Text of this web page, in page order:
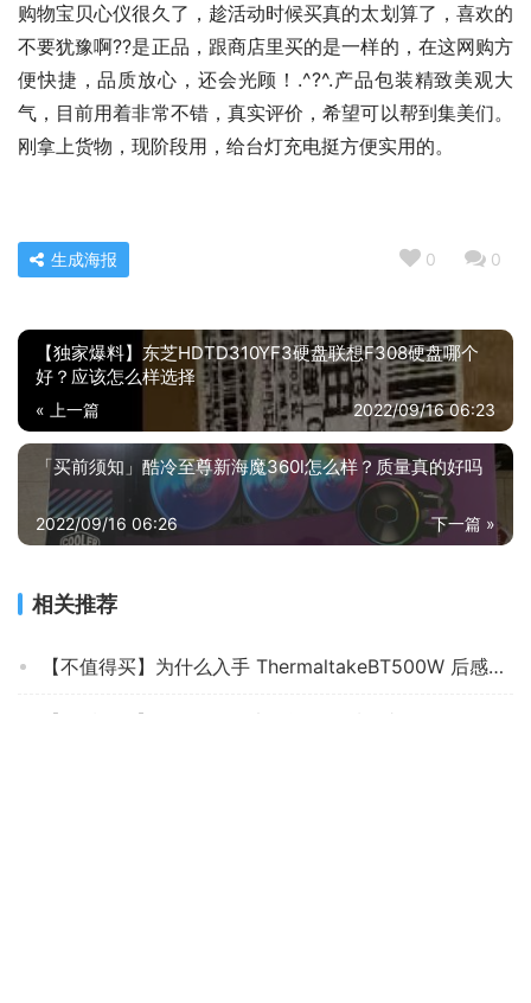
购物宝贝心仪很久了，趁活动时候买真的太划算了，喜欢的
不要犹豫啊??是正品，跟商店里买的是一样的，在这网购方
便快捷，品质放心，还会光顾！.^?^.产品包装精致美观大
气，目前用着非常不错，真实评价，希望可以帮到集美们。
刚拿上货物，现阶段用，给台灯充电挺方便实用的。
0 0
生成海报
【独家爆料】东芝HDTD310YF3硬盘联想F308硬盘哪个
好？应该怎么样选择
« 上一篇 2022/09/16 06:23
「买前须知」酷冷至尊新海魔360l怎么样？质量真的好吗
下一篇 »
2022/09/16 06:26
相关推荐
【不值得买】为什么入手 ThermaltakeBT500W 后感觉亏了？这款电源质量到底怎么样？
【用后说说】银欣st30sf电源评测？质量真的差吗